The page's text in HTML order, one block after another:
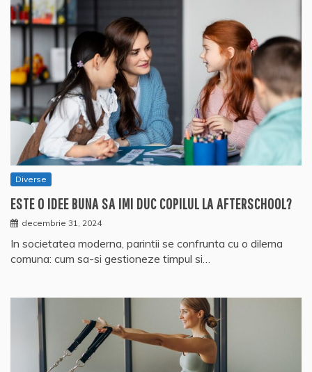
Diverse
ESTE O IDEE BUNA SA IMI DUC COPILUL LA AFTERSCHOOL?
decembrie 31, 2024
In societatea moderna, parintii se confrunta cu o dilema
comuna: cum sa-si gestioneze timpul si…